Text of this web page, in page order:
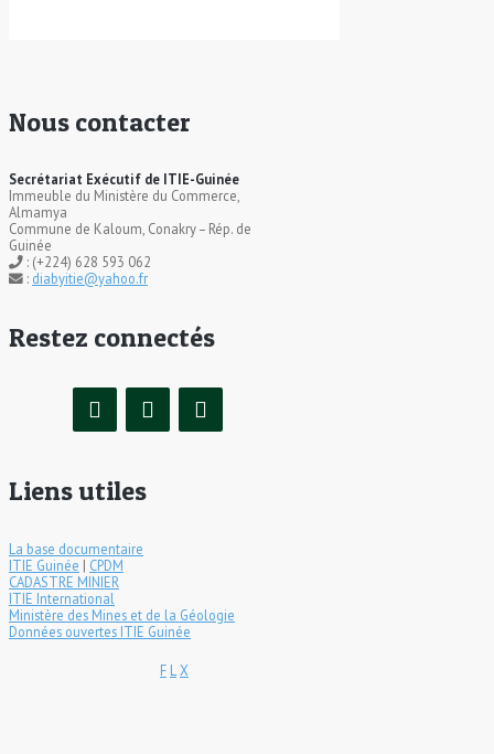
Nous contacter
Secrétariat Exécutif de ITIE-Guinée
Immeuble du Ministère du Commerce,
Almamya
Commune de Kaloum, Conakry – Rép. de
Guinée
: (+224) 628 593 062
: diabyitie@yahoo.fr
Restez connectés
Liens utiles
La base documentaire
ITIE Guinée | CPDM
CADASTRE MINIER
ITIE International
Ministère des Mines et de la Géologie
Données ouvertes ITIE Guinée
F L X